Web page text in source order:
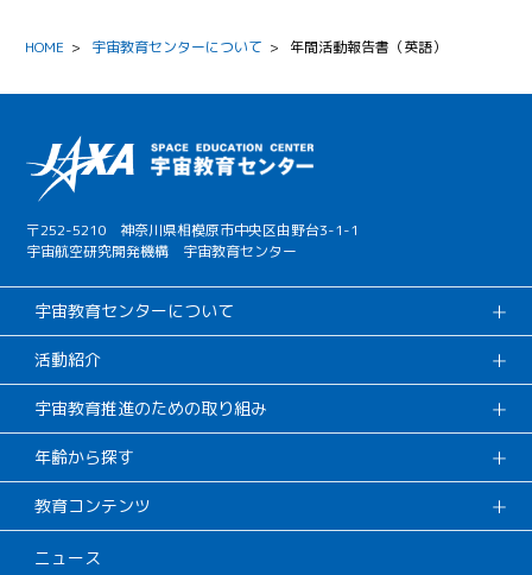
HOME > 宇宙教育センターについて > 年間活動報告書（英語）
〒252-5210 神奈川県相模原市中央区由野台3-1-1
宇宙航空研究開発機構 宇宙教育センター
宇宙教育センターについて
活動紹介
宇宙教育推進のための取り組み
年齢から探す
教育コンテンツ
ニュース